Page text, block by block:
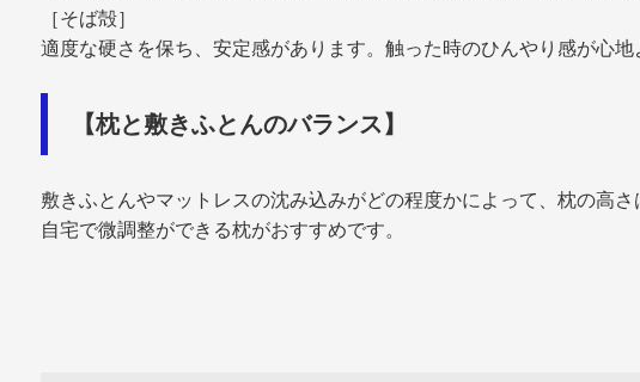
［そば殻］
適度な硬さを保ち、安定感があります。触った時のひんやり感が心
【枕と敷きふとんのバランス】
敷きふとんやマットレスの沈み込みがどの程度かによって、枕の高
自宅で微調整ができる枕がおすすめです。